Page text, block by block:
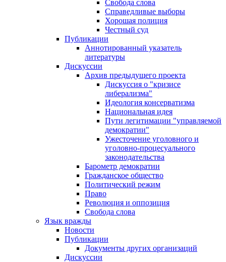
Свобода слова
Справедливые выборы
Хорошая полиция
Честный суд
Публикации
Аннотированный указатель
литературы
Дискуссии
Архив предыдущего проекта
Дискуссия о "кризисе
либерализма"
Идеология консерватизма
Национальная идея
Пути легитимации "управляемой
демократии"
Ужесточение уголовного и
уголовно-процесуального
законодательства
Барометр демократии
Гражданское общество
Политический режим
Право
Революция и оппозиция
Свобода слова
Язык вражды
Новости
Публикации
Документы других организаций
Дискуссии